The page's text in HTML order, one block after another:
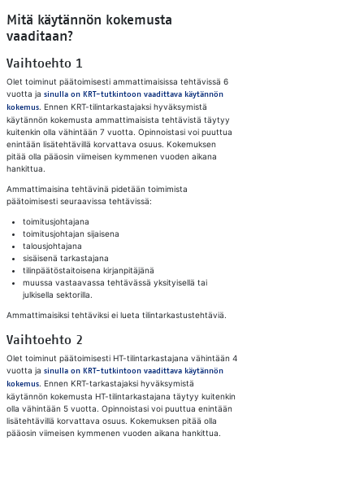
Mitä käytännön kokemusta
vaaditaan?
Vaihtoehto 1
Olet toiminut päätoimisesti ammattimaisissa tehtävissä 6
vuotta ja sinulla on KRT-tutkintoon vaadittava käytännön
kokemus. Ennen KRT-tilintarkastajaksi hyväksymistä
käytännön kokemusta ammattimaisista tehtävistä täytyy
kuitenkin olla vähintään 7 vuotta. Opinnoistasi voi puuttua
enintään lisätehtävillä korvattava osuus. Kokemuksen
pitää olla pääosin viimeisen kymmenen vuoden aikana
hankittua.
Ammattimaisina tehtävinä pidetään toimimista
päätoimisesti seuraavissa tehtävissä:
toimitusjohtajana
toimitusjohtajan sijaisena
talousjohtajana
sisäisenä tarkastajana
tilinpäätöstaitoisena kirjanpitäjänä
muussa vastaavassa tehtävässä yksityisellä tai
julkisella sektorilla.
Ammattimaisiksi tehtäviksi ei lueta tilintarkastustehtäviä.
Vaihtoehto 2
Olet toiminut päätoimisesti HT-tilintarkastajana vähintään 4
vuotta ja sinulla on KRT-tutkintoon vaadittava käytännön
kokemus. Ennen KRT-tarkastajaksi hyväksymistä
käytännön kokemusta HT-tilintarkastajana täytyy kuitenkin
olla vähintään 5 vuotta. Opinnoistasi voi puuttua enintään
lisätehtävillä korvattava osuus. Kokemuksen pitää olla
pääosin viimeisen kymmenen vuoden aikana hankittua.